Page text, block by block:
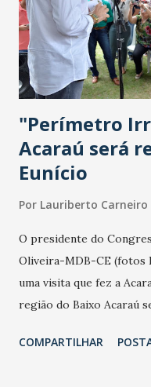
população local. Com as
toda urbanizada desde
Kartódromo, até a Barra
recursos serão
"Perímetro
Acaraú será
Eunício
Por Lauriberto Carneiro
O presidente do
Oliveira-MDB-CE (fotos
uma visita que fez a
região do Baixo Acaraú
Região, será
COMPARTILHAR